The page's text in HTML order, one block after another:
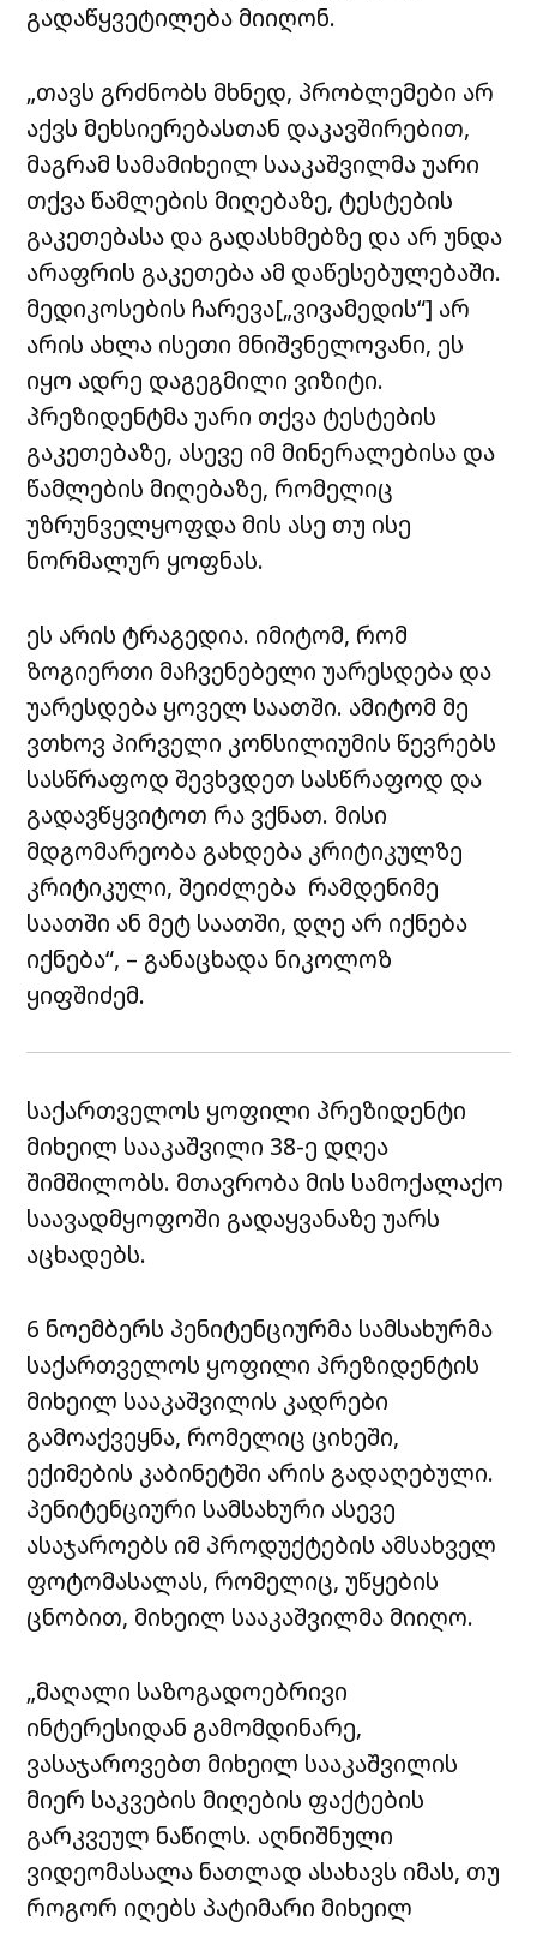
გადაწყვეტილება მიიღონ.
„თავს გრძნობს მხნედ, პრობლემები არ
აქვს მეხსიერებასთან დაკავშირებით,
მაგრამ სამამიხეილ სააკაშვილმა უარი
თქვა წამლების მიღებაზე, ტესტების
გაკეთებასა და გადასხმებზე და არ უნდა
არაფრის გაკეთება ამ დაწესებულებაში.
მედიკოსების ჩარევა[„ვივამედის“] არ
არის ახლა ისეთი მნიშვნელოვანი, ეს
იყო ადრე დაგეგმილი ვიზიტი.
პრეზიდენტმა უარი თქვა ტესტების
გაკეთებაზე, ასევე იმ მინერალებისა და
წამლების მიღებაზე, რომელიც
უზრუნველყოფდა მის ასე თუ ისე
ნორმალურ ყოფნას.
ეს არის ტრაგედია. იმიტომ, რომ
ზოგიერთი მაჩვენებელი უარესდება და
უარესდება ყოველ საათში. ამიტომ მე
ვთხოვ პირველი კონსილიუმის წევრებს
სასწრაფოდ შევხვდეთ სასწრაფოდ და
გადავწყვიტოთ რა ვქნათ. მისი
მდგომარეობა გახდება კრიტიკულზე
კრიტიკული, შეიძლება რამდენიმე
საათში ან მეტ საათში, დღე არ იქნება
იქნება“, – განაცხადა ნიკოლოზ
ყიფშიძემ.
საქართველოს ყოფილი პრეზიდენტი
მიხეილ სააკაშვილი 38-ე დღეა
შიმშილობს. მთავრობა მის სამოქალაქო
საავადმყოფოში გადაყვანაზე უარს
აცხადებს.
6 ნოემბერს პენიტენციურმა სამსახურმა
საქართველოს ყოფილი პრეზიდენტის
მიხეილ სააკაშვილის კადრები
გამოაქვეყნა, რომელიც ციხეში,
ექიმების კაბინეტში არის გადაღებული.
პენიტენციური სამსახური ასევე
ასაჯაროებს იმ პროდუქტების ამსახველ
ფოტომასალას, რომელიც, უწყების
ცნობით, მიხეილ სააკაშვილმა მიიღო.
„მაღალი საზოგადოებრივი
ინტერესიდან გამომდინარე,
ვასაჯაროვებთ მიხეილ სააკაშვილის
მიერ საკვების მიღების ფაქტების
გარკვეულ ნაწილს. აღნიშნული
ვიდეომასალა ნათლად ასახავს იმას, თუ
როგორ იღებს პატიმარი მიხეილ